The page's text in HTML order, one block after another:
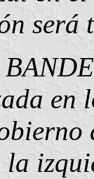
será
en
la